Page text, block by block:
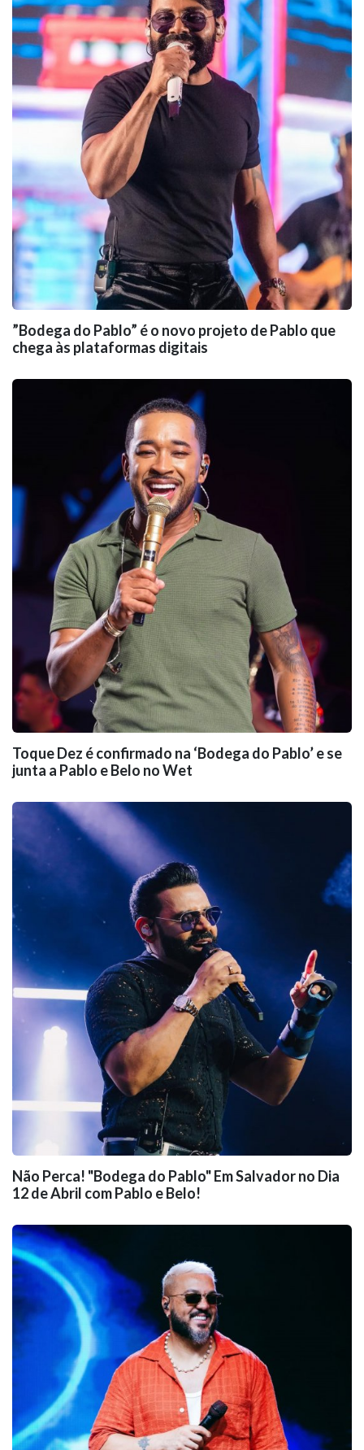
”Bodega do Pablo” é o novo projeto de Pablo que
chega às plataformas digitais
Toque Dez é confirmado na ‘Bodega do Pablo’ e se
junta a Pablo e Belo no Wet
Não Perca! "Bodega do Pablo" Em Salvador no Dia
12 de Abril com Pablo e Belo!